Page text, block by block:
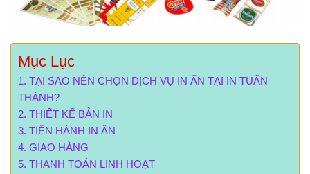
Mục Lục
TẠI SAO NÊN CHỌN DỊCH VỤ IN ẤN TẠI IN TUẤN
THÀNH?
THIẾT KẾ BẢN IN
TIẾN HÀNH IN ẤN
GIAO HÀNG
THANH TOÁN LINH HOẠT